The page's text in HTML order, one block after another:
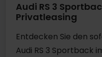
Audi RS 3
Privatleasing
Entdecken Sie den
Audi RS 3 Sportback